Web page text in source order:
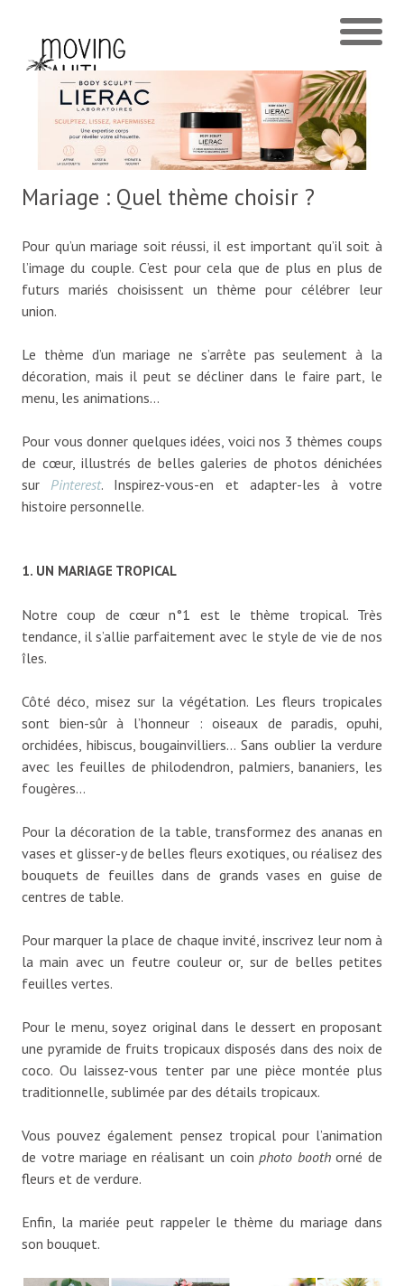
Mariage : Quel thème choisir ?
Pour qu’un mariage soit réussi, il est important qu’il soit à
l’image du couple. C’est pour cela que de plus en plus de
futurs mariés choisissent un thème pour célébrer leur
union.
Le thème d’un mariage ne s’arrête pas seulement à la
décoration, mais il peut se décliner dans le faire part, le
menu, les animations…
Pour vous donner quelques idées, voici nos 3 thèmes coups
de cœur, illustrés de belles galeries de photos dénichées
surPinterest. Inspirez-vous-en et adapter-les à votre
histoire personnelle.
1. UN MARIAGE TROPICAL
Notre coup de cœur n°1 est le thème tropical. Très
tendance, il s’allie parfaitement avec le style de vie de nos
îles.
Côté déco, misez sur la végétation. Les fleurs tropicales
sont bien-sûr à l’honneur : oiseaux de paradis, opuhi,
orchidées, hibiscus, bougainvilliers… Sans oublier la verdure
avec les feuilles de philodendron, palmiers, bananiers, les
fougères…
Pour la décoration de la table, transformez des ananas en
vases et glisser-y de belles fleurs exotiques, ou réalisez des
bouquets de feuilles dans de grands vases en guise de
centres de table.
Pour marquer la place de chaque invité, inscrivez leur nom à
la main avec un feutre couleur or, sur de belles petites
feuilles vertes.
Pour le menu, soyez original dans le dessert en proposant
une pyramide de fruits tropicaux disposés dans des noix de
coco. Ou laissez-vous tenter par une pièce montée plus
traditionnelle, sublimée par des détails tropicaux.
Vous pouvez également pensez tropical pour l’animation
de votre mariage en réalisant un coin photo boothorné de
fleurs et de verdure.
Enfin, la mariée peut rappeler le thème du mariage dans
son bouquet.